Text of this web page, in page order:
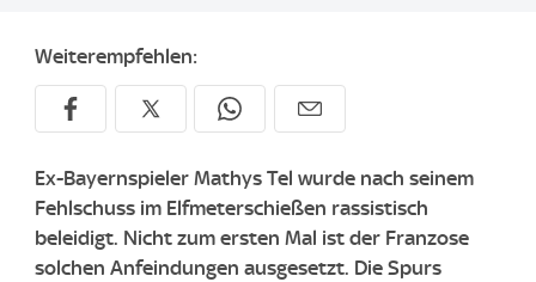
Weiterempfehlen:
Ex-Bayernspieler Mathys Tel wurde nach seinem
Fehlschuss im Elfmeterschießen rassistisch
beleidigt. Nicht zum ersten Mal ist der Franzose
solchen Anfeindungen ausgesetzt. Die Spurs